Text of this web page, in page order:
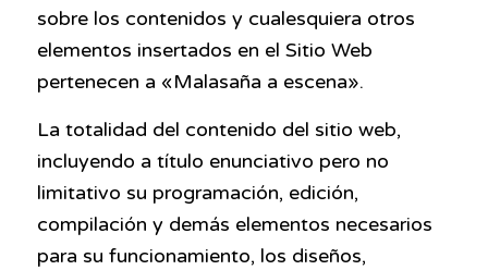
sobre los contenidos y cualesquiera otros
elementos insertados en el Sitio Web
pertenecen a «Malasaña a escena».
La totalidad del contenido del sitio web,
incluyendo a título enunciativo pero no
limitativo su programación, edición,
compilación y demás elementos necesarios
para su funcionamiento, los diseños,